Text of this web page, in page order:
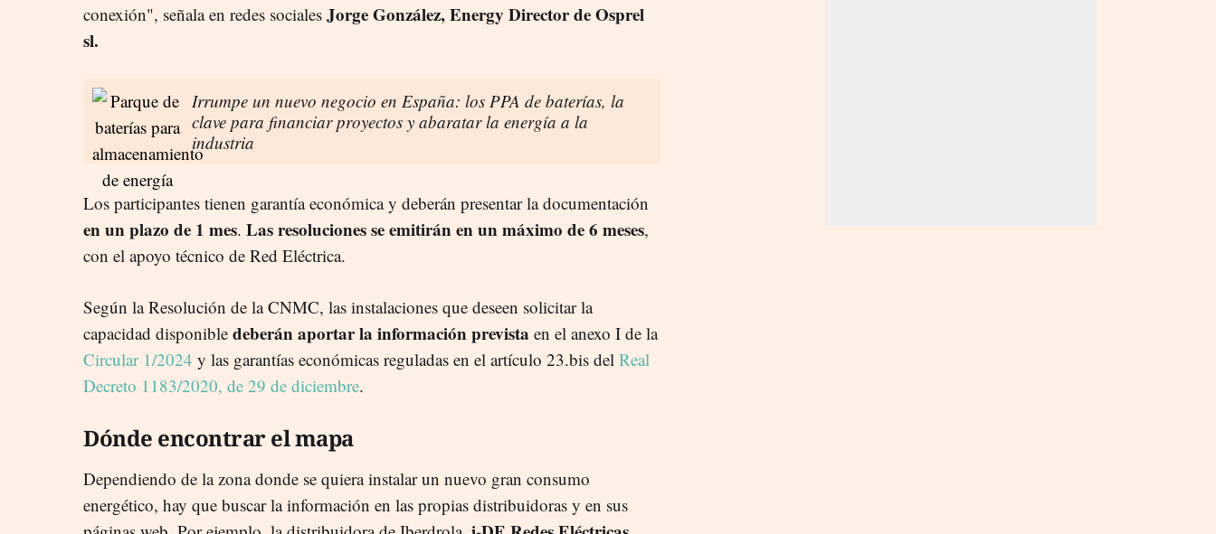
conexión", señala en redes sociales Jorge González, Energy Director de Osprel
sl.
Irrumpe un nuevo negocio en España: los PPA de baterías, la
clave para financiar proyectos y abaratar la energía a la
industria
Los participantes tienen garantía económica y deberán presentar la documentación
en un plazo de 1 mes. Las resoluciones se emitirán en un máximo de 6 meses,
con el apoyo técnico de Red Eléctrica.
Según la Resolución de la CNMC, las instalaciones que deseen solicitar la
capacidad disponible deberán aportar la información prevista en el anexo I de la
Circular 1/2024 y las garantías económicas reguladas en el artículo 23.bis del Real
Decreto 1183/2020, de 29 de diciembre.
Dónde encontrar el mapa
Dependiendo de la zona donde se quiera instalar un nuevo gran consumo
energético, hay que buscar la información en las propias distribuidoras y en sus